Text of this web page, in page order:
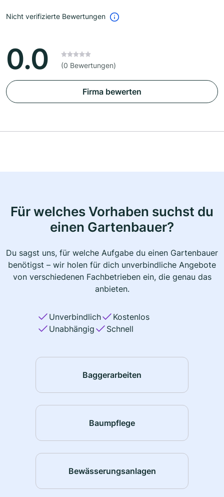
Nicht verifizierte Bewertungen
0.0 (0 Bewertungen)
Firma bewerten
Für welches Vorhaben suchst du
einen Gartenbauer?
Du sagst uns, für welche Aufgabe du einen Gartenbauer
benötigst – wir holen für dich unverbindliche Angebote
von verschiedenen Fachbetrieben ein, die genau das
anbieten.
Unverbindlich
Kostenlos
Unabhängig
Schnell
Baggerarbeiten
Baumpflege
Bewässerungsanlagen